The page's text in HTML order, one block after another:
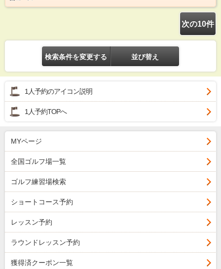
次の10件
検索条件を変更する 並び替え
1人予約のアイコン説明
1人予約TOPへ
MYページ
全国ゴルフ場一覧
ゴルフ練習場検索
ショートコース予約
レッスン予約
ラウンドレッスン予約
獲得済クーポン一覧